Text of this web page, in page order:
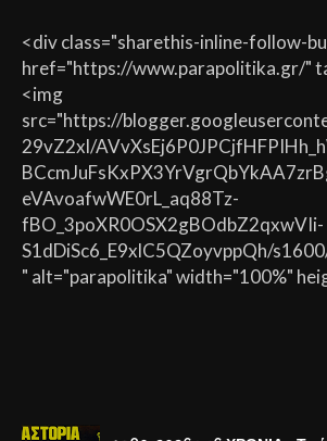
<div class="sharethis-inline-follow-
href="https://www.parapolitika.gr/"
<img
src="https://
29vZ2xl/
eVAvoafwWE0rL_aq88Tz-
fBO_3poXR0OSX2gBOdbZ2qxwVIi-
S1dDiSc6_E9xlC5QZoyvppQh/
" alt="parapolitika" width="100%"